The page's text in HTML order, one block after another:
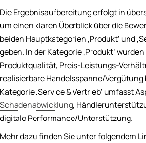
Die Ergebnisaufbereitung erfolgt in
um einen klaren Überblick über die
beiden Hauptkategorien ‚Produkt‘ und
geben. In der Kategorie ‚Produkt‘
Produktqualität, Preis-Leistungs-
realisierbare Handelsspanne/Vergütung
Kategorie ‚Service & Vertrieb‘ umfasst
Schadenabwicklung,
digitale Performance/Unterstützung.
Mehr dazu finden Sie unter folgendem